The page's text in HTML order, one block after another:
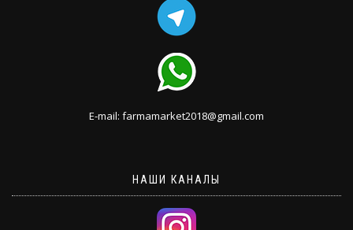
E-mail: farmamarket2018@gmail.com
НАШИ КАНАЛЫ